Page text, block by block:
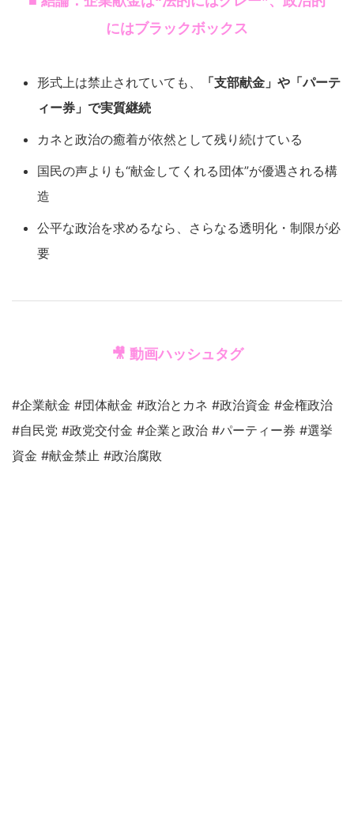
にはブラックボックス
形式上は禁止されていても、
「支部献金」や「パーテ
ィー券」で実質継続
カネと政治の癒着が依然として残り続けている
国民の声よりも“献金してくれる団体”が優遇される構
造
公平な政治を求めるなら、さらなる透明化・制限が必
要
🎥 動画ハッシュタグ
#企業献金 #団体献金 #政治とカネ #政治資金 #金権政治
#自民党 #政党交付金 #企業と政治 #パーティー券 #選挙
資金 #献金禁止 #政治腐敗